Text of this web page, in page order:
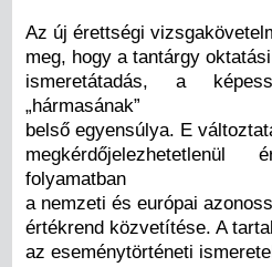
Az új érettségi
meg, hogy a tantárgy
ismeretátadás, a
„hármasának”
belső egyensúlya. E
megkérdőjelezhetetlenül
folyamatban
a nemzeti és európai
értékrend közvetítése. A
az eseménytörténeti